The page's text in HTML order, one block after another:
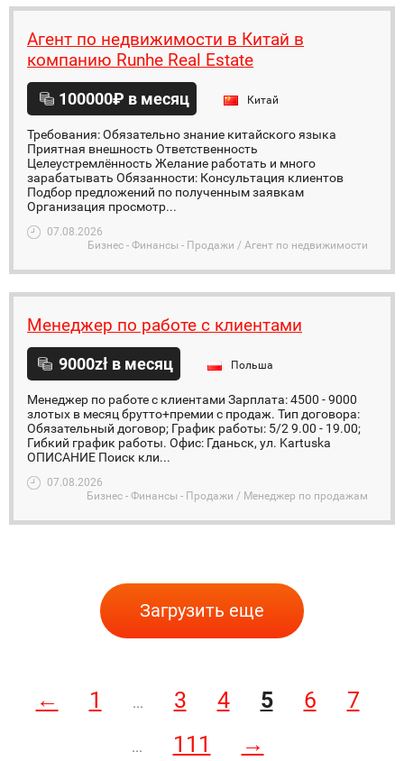
Агент по недвижимости в Китай в
компанию Runhe Real Estate
100000₽ в месяц Китай
Требования: Обязательно знание китайского языка
Приятная внешность Ответственность
Целеустремлённость Желание работать и много
зарабатывать Обязанности: Консультация клиентов
Подбор предложений по полученным заявкам
Организация просмотр...
07.08.2026
Бизнес - Финансы - Продажи / Агент по недвижимости
Менеджер по работе с клиентами
9000zł в месяц Польша
Менеджер по работе с клиентами Зарплата: 4500 - 9000
злотых в месяц брутто+премии с продаж. Тип договора:
Обязательный договор; График работы: 5/2 9.00 - 19.00;
Гибкий график работы. Офис: Гданьск, ул. Kartuska
ОПИСАНИЕ Поиск кли...
07.08.2026
Бизнес - Финансы - Продажи / Менеджер по продажам
Загрузить еще
← 1 ... 3 4 5 6 7
... 111 →